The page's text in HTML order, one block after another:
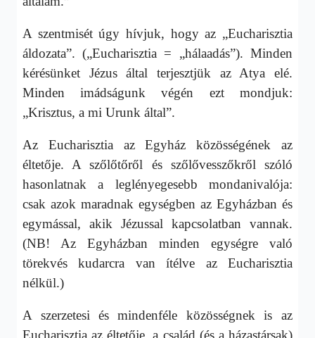
A szentmisét úgy hívjuk, hogy az „Eucharisztia
áldozata”. („Eucharisztia = „hálaadás”). Minden
kérésünket Jézus által terjesztjük az Atya elé.
Minden imádságunk végén ezt mondjuk:
„Krisztus, a mi Urunk által”.
Az Eucharisztia az Egyház közösségének az
éltetője. A szőlőtőről és szőlővesszőkről szóló
hasonlatnak a leglényegesebb mondanivalója:
csak azok maradnak egységben az Egyházban és
egymással, akik Jézussal kapcsolatban vannak.
(NB! Az Egyházban minden egységre való
törekvés kudarcra van ítélve az Eucharisztia
nélkül.)
A szerzetesi és mindenféle közösségnek is az
Eucharisztia az éltetője, a család (és a házastársak)